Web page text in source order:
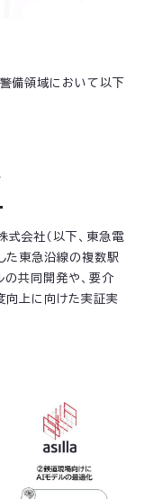
備領域において以下
会社（以下、東急電
た東急沿線の複数駅
共同開発や、要介
向上に向けた実証実